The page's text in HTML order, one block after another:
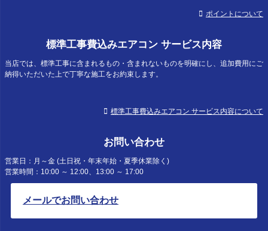
ポイントについて
標準工事費込みエアコン サービス内容
当店では、標準工事に含まれるもの・含まれないものを明確にし、追加費用にご
納得いただいた上で丁寧な施工をお約束します。
標準工事費込みエアコン サービス内容について
お問い合わせ
営業日：月～金 (土日祝・年末年始・夏季休業除く)
営業時間：10:00 ～ 12:00、13:00 ～ 17:00
メールでお問い合わせ